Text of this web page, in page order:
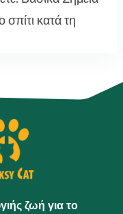
κατά τη
ζωή για το